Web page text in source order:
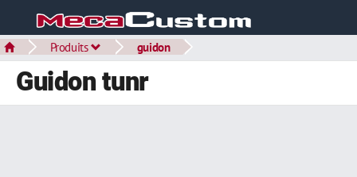
Produits guidon
Guidon tunr